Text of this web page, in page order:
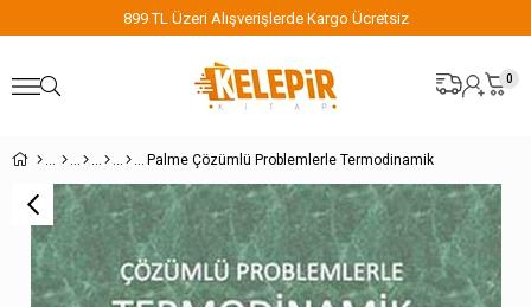
899 TL Üzeri Alışverişlerde Kargo Ücretsiz
0
Palme Çözümlü Problemlerle Termodinamik